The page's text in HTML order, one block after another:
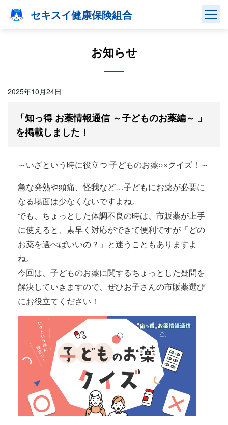
セキスイ健康保険組合
お知らせ
2025年10月24日
「知っ得 お薬情報通信 ～子どものお薬編～ 」
を掲載しました！
～いざという時に役立つ 子どものお薬○×クイズ！～
急な発熱や頭痛、怪我など…子どもにお薬が必要に
なる場面は少なくないですよね。
でも、ちょっとした体調不良の時は、市販薬が上手
に使えると、素早く対応ができて便利ですが「どの
お薬を選べばいいの？」と迷うこともありますよ
ね。
今回は、子どものお薬に関するちょっとした疑問を
解決していきますので、ぜひお子さんの市販薬選び
にお役立てください！